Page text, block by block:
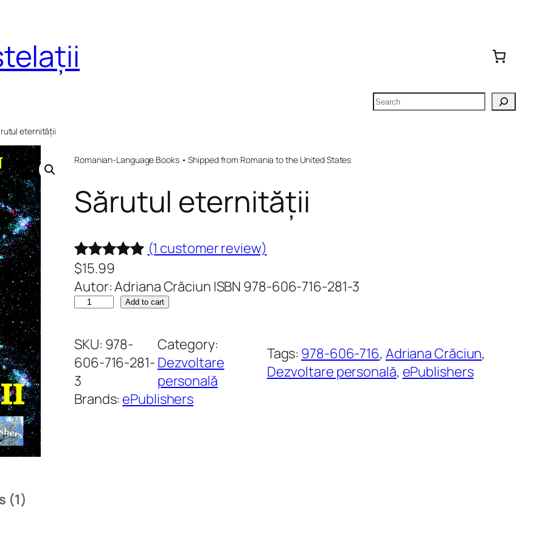
Search
eternității
Romanian-Language Books • Shipped from Romania to the United States
Sărutul eternității
Rated5.00
out of 5
based on
1
rating
(1 customer review)
$15.99
Autor: Adriana Crăciun ISBN 978-606-716-281-3
S
r
u
t
u
Add to cart
SKU: 978-
606-716-281-
3
Category:
Dezvoltare
personală
Tags: 978-606-716, Adriana Crăciun
Dezvoltare personală, ePublishers
Brands: ePublishers
(1)